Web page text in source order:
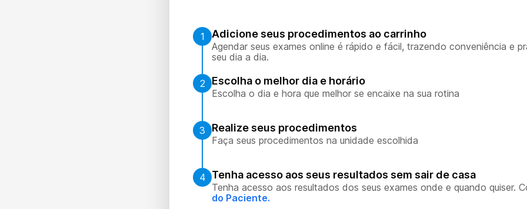
1 Adicione seus procedimentos ao carrinho
Agendar seus exames online é rápido e fácil, trazendo conveniência e
seu dia a dia.
2 Escolha o melhor dia e horário
Escolha o dia e hora que melhor se encaixe na sua rotina
3 Realize seus procedimentos
Faça seus procedimentos na unidade escolhida
4 Tenha acesso aos seus resultados sem sair de casa
Tenha acesso aos resultados dos seus exames onde e quando quiser.
do Paciente.